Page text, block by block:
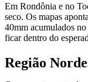
Em Rondônia e no
seco. Os mapas
40mm acumulados
ficar dentro do
Região